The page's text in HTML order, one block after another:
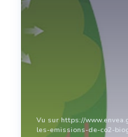
Vu sur https://
les-emissions-de-co2-